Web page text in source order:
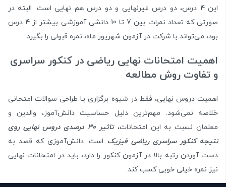
این 4 درس، دو درس غیرنهایی و دو درس هم نهایی است. البته در
صورتی که تعداد نمرات بین 7 تا 10 دانشی آموزشی بیشتر از 4 درس
بود، می‌تواند با شرکت در آزمون شهریور ماه، نمره قبولی را بگیرد.
اهمیت امتحانات نهایی ریاضی در کنکور سراسری
و تفاوت روش مطالعه
اهمیت دروس نهایی، فقط در شیوه‌ برگزاری یا طراحی سوالات امتحانی
خلاصه نمی‌شود. مهم‌ترین دلیل حساسیت دانش‌آموز، والدین و
معلمان نسبت به این امتحانات،
تاثیر 30 درصدی دروس نهایی روی
نتیجه کنکور سراسری ریاضی فیزیک است. دانش‌آموزی که قصد به
دست آوردن رتبه بالا در آزمون کنکور را دارد، باید در امتحانات نهایی
نیز نمره خیلی خوبی کسب کند.